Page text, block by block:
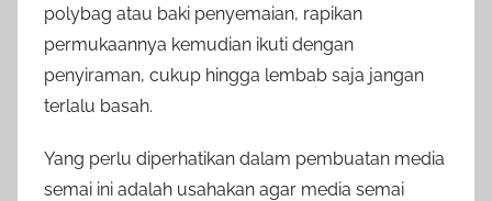
polybag atau baki penyemaian, rapikan
permukaannya kemudian ikuti dengan
penyiraman, cukup hingga lembab saja jangan
terlalu basah.
Yang perlu diperhatikan dalam pembuatan media
semai ini adalah usahakan agar media semai